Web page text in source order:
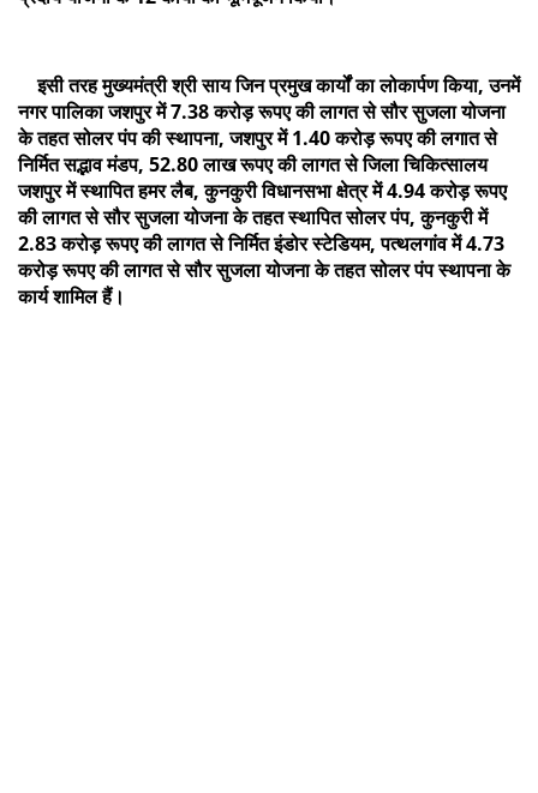
इसी तरह मुख्यमंत्री श्री साय जिन प्रमुख कार्यों का लोकार्पण किया, उनमें
नगर पालिका जशपुर में 7.38 करोड़ रूपए की लागत से सौर सुजला योजना
के तहत सोलर पंप की स्थापना, जशपुर में 1.40 करोड़ रूपए की लगात से
निर्मित सद्भाव मंडप, 52.80 लाख रूपए की लागत से जिला चिकित्सालय
जशपुर में स्थापित हमर लैब, कुनकुरी विधानसभा क्षेत्र में 4.94 करोड़ रूपए
की लागत से सौर सुजला योजना के तहत स्थापित सोलर पंप, कुनकुरी में
2.83 करोड़ रूपए की लागत से निर्मित इंडोर स्टेडियम, पत्थलगांव में 4.73
करोड़ रूपए की लागत से सौर सुजला योजना के तहत सोलर पंप स्थापना के
कार्य शामिल हैं।